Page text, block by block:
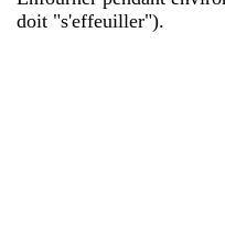
doit "s'effeuiller").